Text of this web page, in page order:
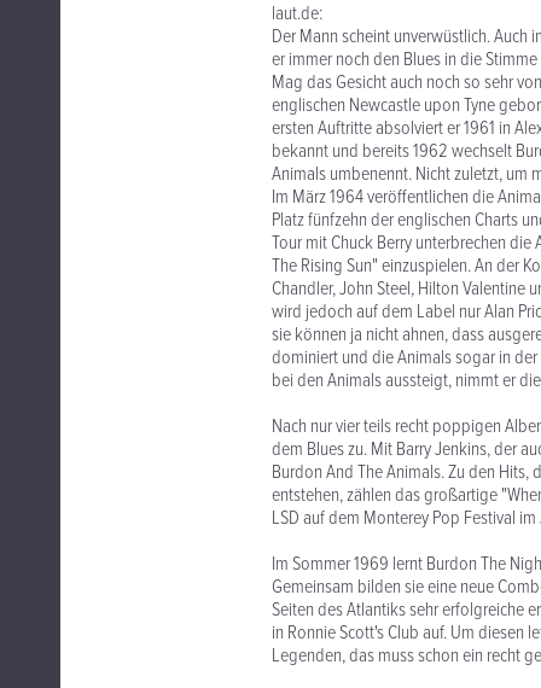
laut.de:
Der Mann scheint unverwüstlich.
er immer noch den Blues in die
Mag das Gesicht auch noch so sehr
englischen Newcastle upon Tyne
ersten Auftritte absolviert er 1961 in
bekannt und bereits 1962 wechselt
Animals umbenennt. Nicht zuletzt, um
Im März 1964 veröffentlichen die
Platz fünfzehn der englischen Charts
Tour mit Chuck Berry unterbrechen
The Rising Sun" einzuspielen. An der
Chandler, John Steel, Hilton Valentine
wird jedoch auf dem Label nur Alan
sie können ja nicht ahnen, dass
dominiert und die Animals sogar in
bei den Animals aussteigt, nimmt er
Nach nur vier teils recht poppigen
dem Blues zu. Mit Barry Jenkins, der
Burdon And The Animals. Zu den
entstehen, zählen das großartige
LSD auf dem Monterey Pop Festival
Im Sommer 1969 lernt Burdon The
Gemeinsam bilden sie eine neue
Seiten des Atlantiks sehr erfolgreiche
in Ronnie Scott's Club auf. Um diesen
Legenden, das muss schon ein recht